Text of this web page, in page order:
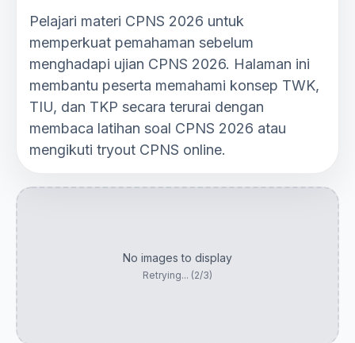
Pelajari materi CPNS 2026 untuk
memperkuat pemahaman sebelum
menghadapi ujian CPNS 2026. Halaman ini
membantu peserta memahami konsep TWK,
TIU, dan TKP secara terurai dengan
membaca latihan soal CPNS 2026 atau
mengikuti tryout CPNS online.
No images to display
Retrying... (2/3)